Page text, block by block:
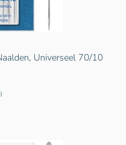
Universeel 70/10